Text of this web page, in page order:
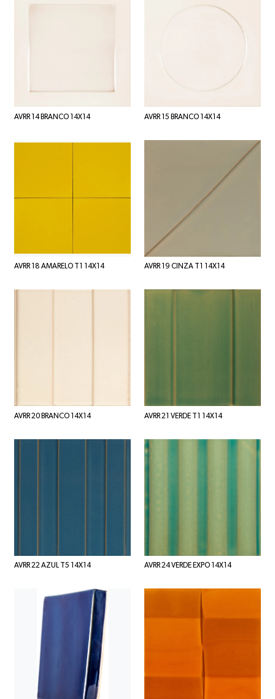
AVRR 14 BRANCO 14X14 AVRR 15 BRANCO 14X14
AVRR 18 AMARELO T1 14X14 AVRR 19 CINZA T1 14X14
AVRR 20 BRANCO 14X14 AVRR 21 VERDE T1 14X14
AVRR 22 AZUL T5 14X14 AVRR 24 VERDE EXPO 14X14